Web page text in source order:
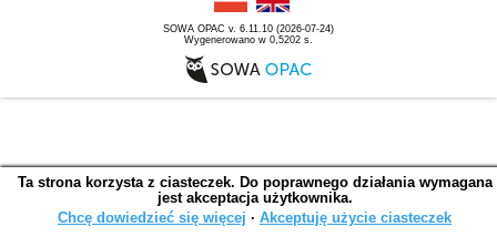
SOWA OPAC v. 6.11.10 (2026-07-24)
Wygenerowano w 0,5202 s.
Ta strona korzysta z ciasteczek. Do poprawnego działania wymagana
jest akceptacja użytkownika.
Chcę dowiedzieć się więcej ∙ Akceptuję użycie ciasteczek